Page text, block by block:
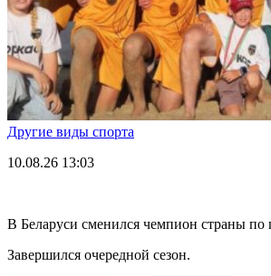
Другие виды спорта
10.08.26 13:03
В Беларуси сменился чемпион страны
Завершился очередной сезон.